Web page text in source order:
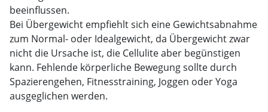
beeinflussen.
Bei Übergewicht empfiehlt sich eine Gewichtsabnahme
zum Normal- oder Idealgewicht, da Übergewicht zwar
nicht die Ursache ist, die Cellulite aber begünstigen
kann. Fehlende körperliche Bewegung sollte durch
Spazierengehen, Fitnesstraining, Joggen oder Yoga
ausgeglichen werden.